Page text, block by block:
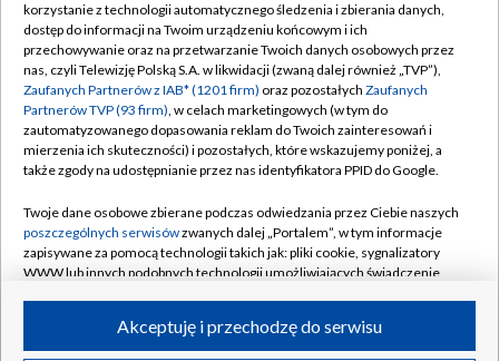
TVP
Abonament TVP
Sklep TVP
Biuro Reklamy
Oferta Handlowa
Emisja w TVP
Rada Programowa
Ogłoszenia przetargowe
Akademia Telewizyjna
Regulamin TVP
Polityka prywatności
Moje zgody
Biuro reklamy
Kanały
©2026 Telewizja Polska Spółka Akcyjna w likwidacji
korzystanie z technologii automatycznego śledzenia i zbierania danych,
dostęp do informacji na Twoim urządzeniu końcowym i ich
przechowywanie oraz na przetwarzanie Twoich danych osobowych przez
nas, czyli Telewizję Polską S.A. w likwidacji (zwaną dalej również „TVP”),
Zaufanych Partnerów z IAB* (1201 firm) oraz pozostałych Zaufanych
Partnerów TVP (93 firm), w celach marketingowych (w tym do
zautomatyzowanego dopasowania reklam do Twoich zainteresowań i
mierzenia ich skuteczności) i pozostałych, które wskazujemy poniżej, a
także zgody na udostępnianie przez nas identyfikatora PPID do Google.
Twoje dane osobowe zbierane podczas odwiedzania przez Ciebie naszych
poszczególnych serwisówzwanych dalej „Portalem”, w tym informacje
zapisywane za pomocą technologii takich jak: pliki cookie, sygnalizatory
WWW lub innych podobnych technologii umożliwiających świadczenie
ruchu w Internecie.Akceptuję i przechodzę do serwisu